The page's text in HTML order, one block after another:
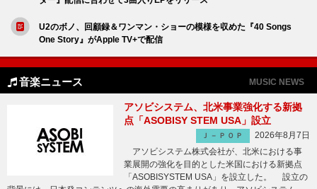
U2のボノ、回顧録＆ワンマン・ショーの模様を収めた『40 Songs
One Story』がApple TV+で配信
音楽ニュース MUSIC NEWS
アソビシステム、北米事業強化する新拠
点「ASOBISY STEM USA」設立
Ｊ－ＰＯＰ
2026年8月7日
アソビシステム株式会社が、北米における事
業展開の強化を目的とした米国における新拠点
「ASOBISYSTEM USA」を設立した。 設立の